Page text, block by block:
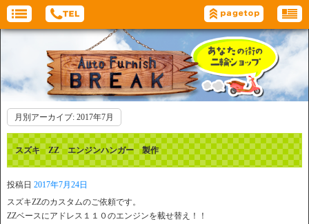
月別アーカイブ: 2017年7月
スズキ ZZ エンジンハンガー 製作
投稿日 2017年7月24日
スズキZZのカスタムのご依頼です。
ZZベースにアドレス１１０のエンジンを載せ替え！！